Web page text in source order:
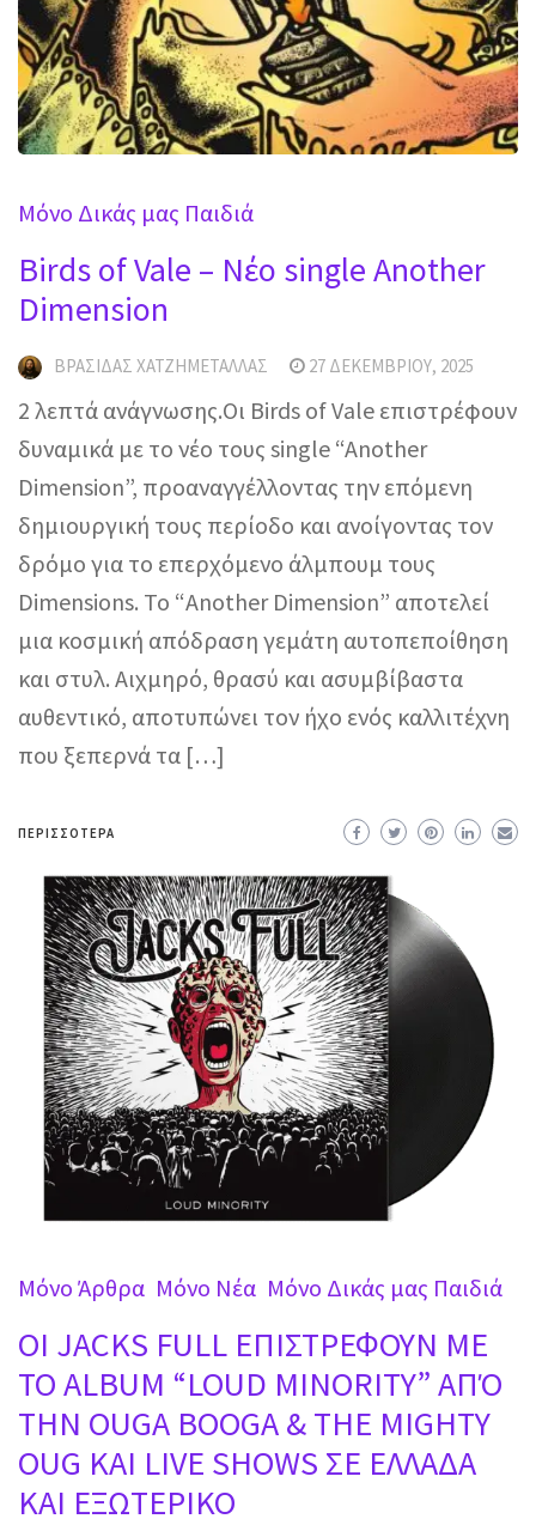
Μόνο Δικάς μας Παιδιά
Birds of Vale – Νέο single Another
Dimension
ΒΡΑΣΊΔΑΣ ΧΑΤΖΗΜΕΤΑΛΛΆΣ 27 ΔΕΚΕΜΒΡΊΟΥ, 2025
2 λεπτά ανάγνωσης.Οι Birds of Vale επιστρέφουν
δυναμικά με το νέο τους single “Another
Dimension”, προαναγγέλλοντας την επόμενη
δημιουργική τους περίοδο και ανοίγοντας τον
δρόμο για το επερχόμενο άλμπουμ τους
Dimensions. Το “Another Dimension” αποτελεί
μια κοσμική απόδραση γεμάτη αυτοπεποίθηση
και στυλ. Αιχμηρό, θρασύ και ασυμβίβαστα
αυθεντικό, αποτυπώνει τον ήχο ενός καλλιτέχνη
που ξεπερνά τα […]
ΠΕΡΙΣΣΌΤΕΡΑ
Mόνο Άρθρα Mόνο Νέα Μόνο Δικάς μας Παιδιά
OI JACKS FULL ΕΠΙΣΤΡΕΦΟΥΝ ΜΕ
ΤΟ ALBUM “LOUD MINORITY” ΑΠΌ
ΤΗΝ OUGA BOOGA & THE MIGHTY
OUG ΚΑΙ LIVE SHOWS ΣΕ ΕΛΛΑΔΑ
ΚΑΙ ΕΞΩΤΕΡΙΚΟ